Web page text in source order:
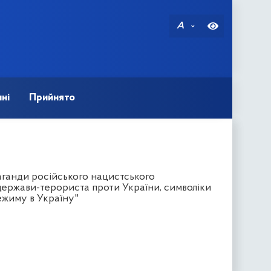
A
Прийнято
російського нацистського
терориста проти України, символіки
в Україну"